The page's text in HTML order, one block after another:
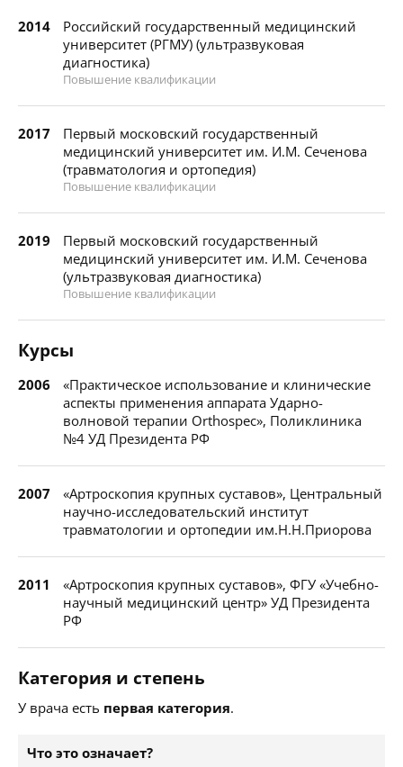
2014
Российский государственный медицинский
университет (РГМУ) (ультразвуковая
диагностика)
Повышение квалификации
2017
Первый московский государственный
медицинский университет им. И.М. Сеченова
(травматология и ортопедия)
Повышение квалификации
2019
Первый московский государственный
медицинский университет им. И.М. Сеченова
(ультразвуковая диагностика)
Повышение квалификации
Курсы
2006
«Практическое использование и клинические
аспекты применения аппарата Ударно-
волновой терапии Orthospec», Поликлиника
№4 УД Президента РФ
2007
«Артроскопия крупных суставов», Центральный
научно-исследовательский институт
травматологии и ортопедии им.Н.Н.Приорова
2011
«Артроскопия крупных суставов», ФГУ «Учебно-
научный медицинский центр» УД Президента
РФ
Категория и степень
У врача есть первая категория.
Что это означает?